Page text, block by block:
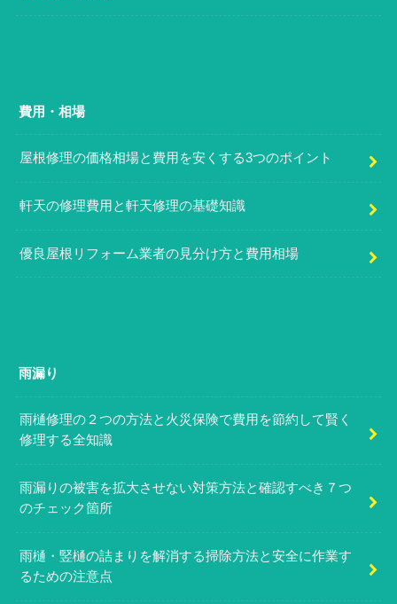
費用・相場
屋根修理の価格相場と費用を安くする3つのポイント
軒天の修理費用と軒天修理の基礎知識
優良屋根リフォーム業者の見分け方と費用相場
雨漏り
雨樋修理の２つの方法と火災保険で費用を節約して賢く
修理する全知識
雨漏りの被害を拡大させない対策方法と確認すべき７つ
のチェック箇所
雨樋・竪樋の詰まりを解消する掃除方法と安全に作業す
るための注意点